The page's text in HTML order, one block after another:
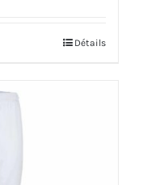
Détails